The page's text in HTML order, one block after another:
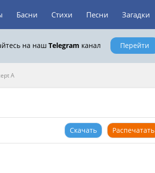
Басни Стихи Песни Загадки
на наш Telegram канал Перейти
A
Скачать Распечатать